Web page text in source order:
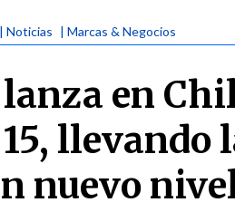
| Noticias | Marcas & Negocios
en
llevando
nuevo